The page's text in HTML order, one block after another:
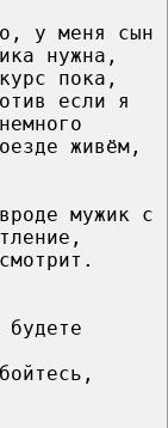
у меня сын
нужна,
пока,
если я
живём,
мужик с